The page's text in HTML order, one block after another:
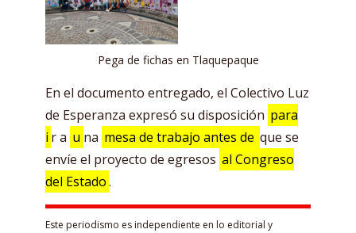
Pega de fichas en Tlaquepaque
En el documento entregado, el Colectivo Luz
de Esperanza expresó su disposición para
i r a u na mesa de trabajo antes de que se
envíe el proyecto de egresos al Congreso
del Estado.
Este periodismo es independiente en lo editorial y